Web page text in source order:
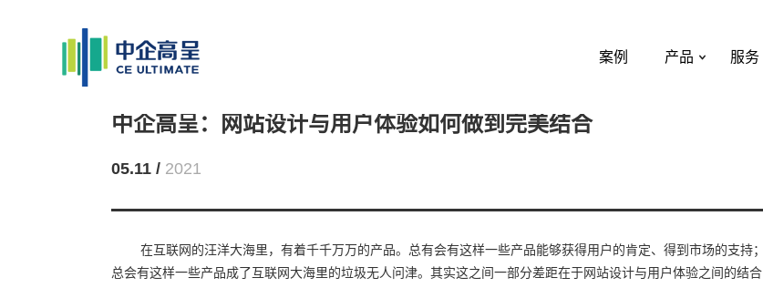
案例 产品 服务
中企高呈：网站设计与用户体验如何做到完美结合
05.11 / 2021
在互联网的汪洋大海里，有着千千万万的产品。总有会有这样一些产品能够获得用户的肯定、得到市场的支持；
总会有这样一些产品成了互联网大海里的垃圾无人问津。其实这之间一部分差距在于网站设计与用户体验之间的结合